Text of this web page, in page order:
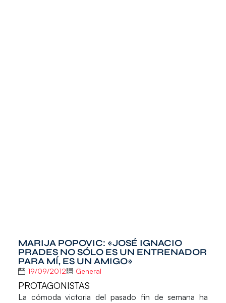
MARIJA POPOVIC: «JOSÉ IGNACIO
PRADES NO SÓLO ES UN ENTRENADOR
PARA MÍ, ES UN AMIGO»
19/09/2012 General
PROTAGONISTAS
La cómoda victoria del pasado fin de semana ha